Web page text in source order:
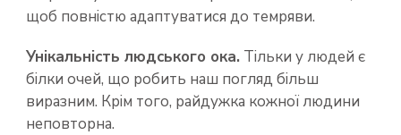
щоб повністю адаптуватися до темряви.
Унікальність людського ока. Тільки у людей є
білки очей, що робить наш погляд більш
виразним. Крім того, райдужка кожної людини
неповторна.